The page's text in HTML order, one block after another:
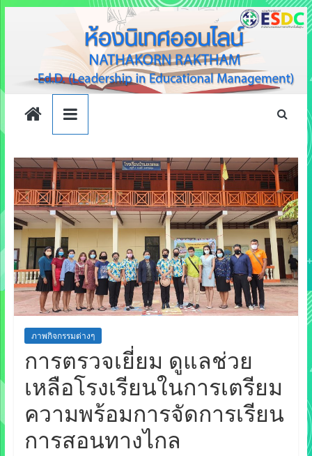
นิเทศ
ออนไลน์
By
ศน.ณฐกร
รักษ์
ธรรม
NATHAKORN
RAKTHAM
:
Ed.D.
(Leadership
Education)
ภาพกิจกรรมต่างๆ
การตรวจเยี่ยม ดูแลช่วย
เหลือโรงเรียนในการเตรียม
ความพร้อมการจัดการเรียน
การสอนทางไกล